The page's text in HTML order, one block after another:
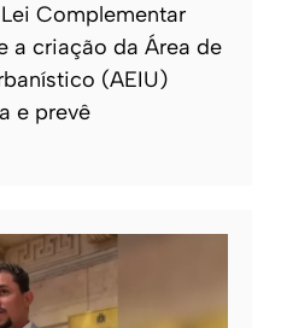
Complementar
a criação da Área de
(AEIU)
e prevê